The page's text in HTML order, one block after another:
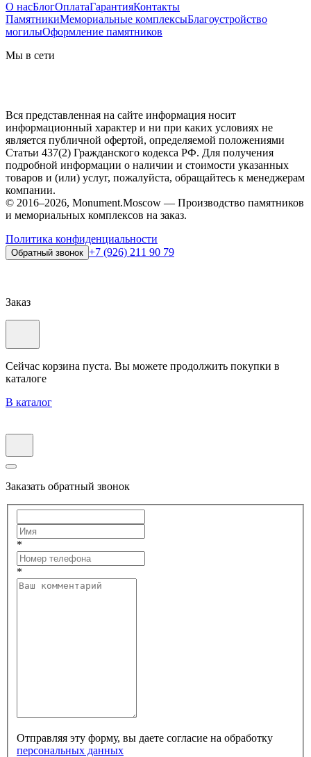
О насБлогОплатаГарантияКонтакты
ПамятникиМемориальные комплексыБлагоустройство
могилыОформление памятников
Мы в сети
Вся представленная на сайте информация носит
информационный характер и ни при каких условиях не
является публичной офертой, определяемой положениями
Статьи 437(2) Гражданского кодекса РФ. Для получения
подробной информации о наличии и стоимости указанных
товаров и (или) услуг, пожалуйста, обращайтесь к менеджерам
компании.
© 2016–2026, Monument.Moscow — Производство памятников
и мемориальных комплексов на заказ.
Политика конфиденциальности
Обратный звонок +7 (926) 211 90 79
Заказ
Сейчас корзина пуста. Вы можете продолжить покупки в
каталоге
В каталог
Заказать обратный звонок
*
*
Отправляя эту форму, вы даете согласие на обработку
персональных данных